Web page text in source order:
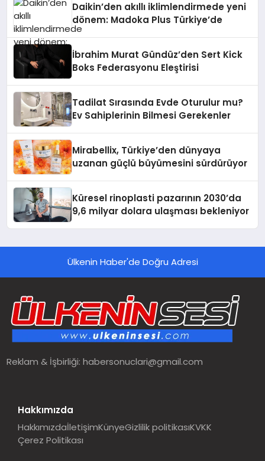
Daikin’den akıllı iklimlendirmede yeni
dönem: Madoka Plus Türkiye’de
İbrahim Murat Gündüz’den Sert Kick
Boks Federasyonu Eleştirisi
Tadilat Sırasında Evde Oturulur mu?
Ev Sahiplerinin Bilmesi Gerekenler
Mirabellix, Türkiye’den dünyaya
uzanan güçlü büyümesini sürdürüyor
Küresel rinoplasti pazarının 2030’da
9,6 milyar dolara ulaşması bekleniyor
Ülkenin Haber'de Doğru Adresi
Reklam & İşbirliği:habersonuclari@gmail.com
Hakkımızda
HakkımızdaİletişimKünyeGizlilik politikasıKVKK
Çerez Politikası